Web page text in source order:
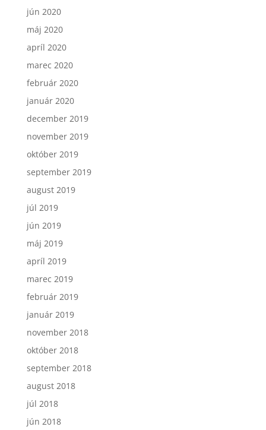
jún 2020
máj 2020
apríl 2020
marec 2020
február 2020
január 2020
december 2019
november 2019
október 2019
september 2019
august 2019
júl 2019
jún 2019
máj 2019
apríl 2019
marec 2019
február 2019
január 2019
november 2018
október 2018
september 2018
august 2018
júl 2018
jún 2018